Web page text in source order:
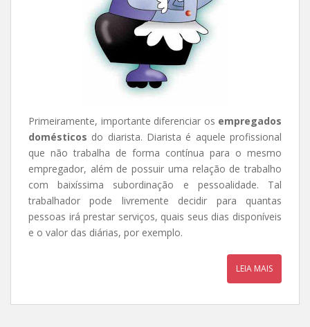
Primeiramente, importante diferenciar os empregados
domésticos do diarista. Diarista é aquele profissional
que não trabalha de forma contínua para o mesmo
empregador, além de possuir uma relação de trabalho
com baixíssima subordinação e pessoalidade. Tal
trabalhador pode livremente decidir para quantas
pessoas irá prestar serviços, quais seus dias disponíveis
e o valor das diárias, por exemplo.
LEIA MAIS